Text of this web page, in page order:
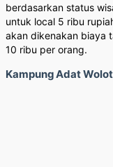
berdasarkan status
untuk local 5 ribu
akan dikenakan biaya
10 ribu per orang.
Kampung Adat